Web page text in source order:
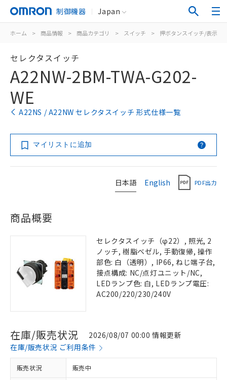
制御機器 Japan
ホーム > 商品情報 > 商品カテゴリ > スイッチ > 押ボタンスイッチ/表示灯
セレクタスイッチ
A22NW-2BM-TWA-G202-
WE
A22NS / A22NW セレクタスイッチ 形式仕様一覧
マイリストに追加
日本語 English PDF出力
商品概要
セレクタスイッチ（φ22）, 照光, 2
ノッチ, 樹脂ベゼル, 手動復帰, 操作
部色: 白（透明）, IP66, ねじ端子台,
接点構成: NC/点灯ユニット/NC,
LEDランプ色: 白, LEDランプ電圧:
AC200/220/230/240V
在庫/販売状況
2026/08/07 00:00 情報更新
在庫/販売状況 ご利用条件
販売状況 販売中